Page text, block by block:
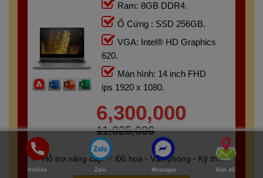
Ram: 8GB DDR4.
Ổ Cứng : SSD 256GB.
VGA: Intel® HD Graphics
620.
Màn hình: 14 inch FHD
ips 1920 x 1080.
6,300,000
11,025,000
Hỗ trợ nâng cấp
Đồ họa - Văn phòng - Kỹ thuật
- Gaming
Bảo hành 6 tháng
Hotline Zalo Messager Bản đồ